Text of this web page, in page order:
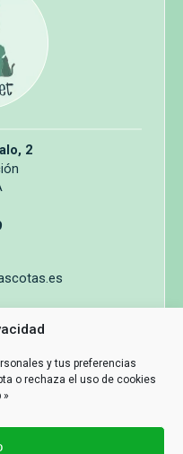
y tus preferencias
o rechaza el uso de cookies
»
2
de Compra